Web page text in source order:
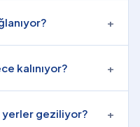
+
kalınıyor? +
yerler geziliyor? +